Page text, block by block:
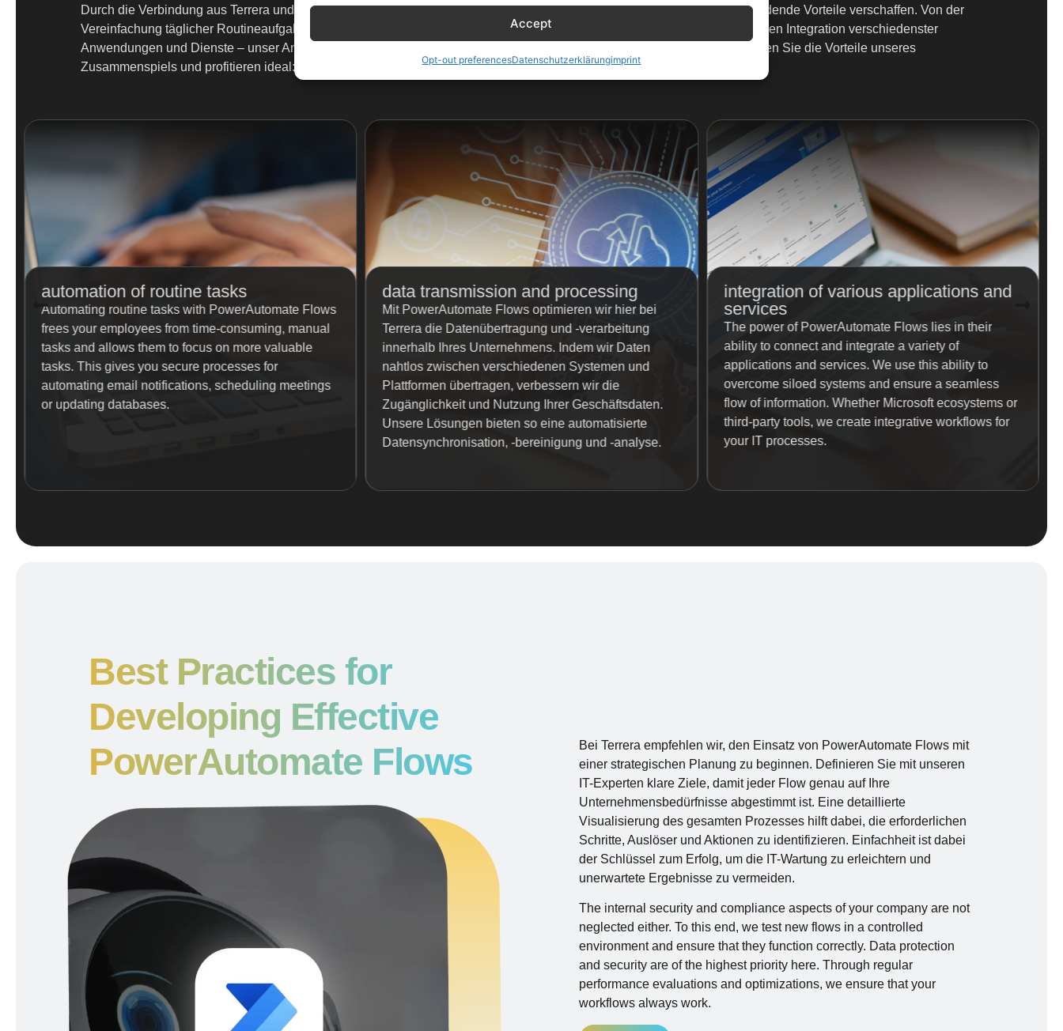
Accept
Opt-out preferencesDatenschutzerklärungimprint
Durch die Verbindung aus Terrera und PowerAutomate setzen Sie auf innovative Flows, die Ihnen im Wettbewerb entscheidende Vorteile verschaffen. Von der
Vereinfachung täglicher Routineaufgaben über die Optimierung der Datenübertragung und -verarbeitung bis hin zur nahtlosen Integration verschiedenster
Anwendungen und Dienste – unser Angebot passt sich Ihren Ansprüchen an. Mit den folgenden Einsatzmöglichkeiten nutzen Sie die Vorteile unseres
Zusammenspiels und profitieren ideal:
automation of routine tasks
Automating routine tasks with PowerAutomate Flows
frees your employees from time-consuming, manual
tasks and allows them to focus on more valuable
tasks. This gives you secure processes for
automating email notifications, scheduling meetings
or updating databases.
data transmission and processing
Mit PowerAutomate Flows optimieren wir hier bei
Terrera die Datenübertragung und -verarbeitung
innerhalb Ihres Unternehmens. Indem wir Daten
nahtlos zwischen verschiedenen Systemen und
Plattformen übertragen, verbessern wir die
Zugänglichkeit und Nutzung Ihrer Geschäftsdaten.
Unsere Lösungen bieten so eine automatisierte
Datensynchronisation, -bereinigung und -analyse.
integration of various applications and
services
The power of PowerAutomate Flows lies in their
ability to connect and integrate a variety of
applications and services. We use this ability to
overcome siloed systems and ensure a seamless
flow of information. Whether Microsoft ecosystems or
third-party tools, we create integrative workflows for
your IT processes.
Best Practices for
Developing Effective
PowerAutomate Flows
Bei Terrera empfehlen wir, den Einsatz von PowerAutomate Flows mit
einer strategischen Planung zu beginnen. Definieren Sie mit unseren
IT-Experten klare Ziele, damit jeder Flow genau auf Ihre
Unternehmensbedürfnisse abgestimmt ist. Eine detaillierte
Visualisierung des gesamten Prozesses hilft dabei, die erforderlichen
Schritte, Auslöser und Aktionen zu identifizieren. Einfachheit ist dabei
der Schlüssel zum Erfolg, um die IT-Wartung zu erleichtern und
unerwartete Ergebnisse zu vermeiden.
The internal security and compliance aspects of your company are not
neglected either. To this end, we test new flows in a controlled
environment and ensure that they function correctly. Data protection
and security are of the highest priority here. Through regular
performance evaluations and optimizations, we ensure that your
workflows always work.